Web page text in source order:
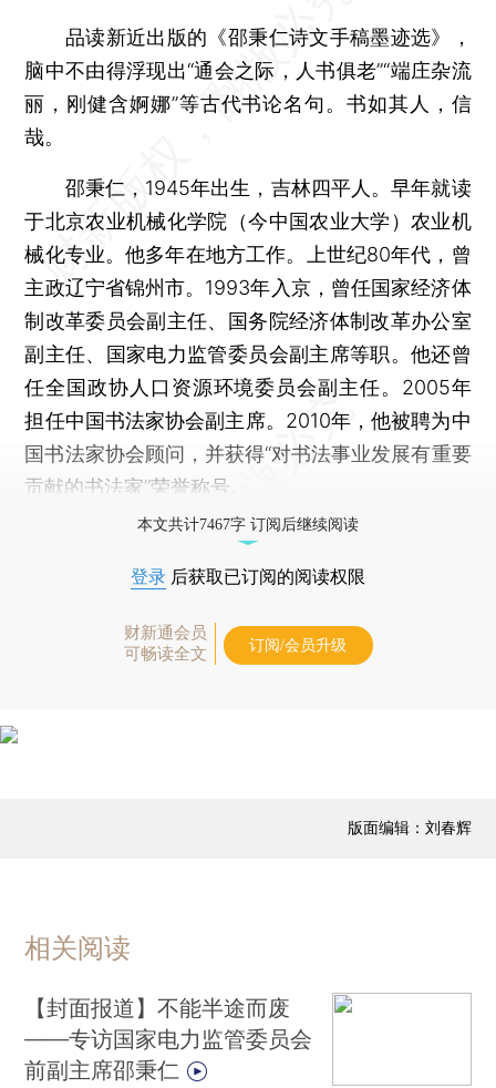
品读新近出版的《邵秉仁诗文手稿墨迹选》，
脑中不由得浮现出“通会之际，人书俱老”“端庄杂流
丽，刚健含婀娜”等古代书论名句。书如其人，信
哉。
邵秉仁，1945年出生，吉林四平人。早年就读
于北京农业机械化学院（今中国农业大学）农业机
械化专业。他多年在地方工作。上世纪80年代，曾
主政辽宁省锦州市。1993年入京，曾任国家经济体
制改革委员会副主任、国务院经济体制改革办公室
副主任、国家电力监管委员会副主席等职。他还曾
任全国政协人口资源环境委员会副主任。2005年
担任中国书法家协会副主席。2010年，他被聘为中
国书法家协会顾问，并获得“对书法事业发展有重要
贡献的书法家”荣誉称号。
本文共计7467字 订阅后继续阅读
登录 后获取已订阅的阅读权限
财新通会员
可畅读全文
订阅/会员升级
版面编辑：刘春辉
相关阅读
【封面报道】不能半途而废
——专访国家电力监管委员会
前副主席邵秉仁